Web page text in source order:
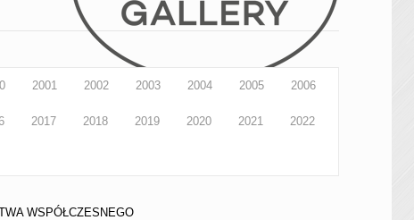
2001 2002 2003 2004 2005 2006
2017 2018 2019 2020 2021 2022
WSPÓŁCZESNEGO